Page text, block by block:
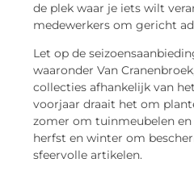
de plek waar je iets wilt
medewerkers om gericht
Let op de
waaronder Van
collecties afhankelijk van
voorjaar draait het om
zomer om tuinmeubelen
herfst en winter om
sfeervolle artikelen.